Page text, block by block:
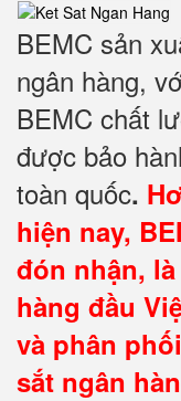
BEMC sản
ngân hàng,
BEMC chất
được bảo
toàn quốc.
hiện nay,
đón nhận,
hàng đầu
và phân
sắt ngân